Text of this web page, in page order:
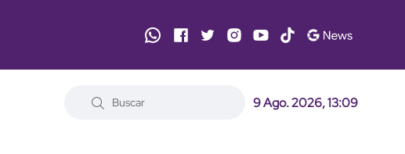
9 Ago. 2026, 13:09